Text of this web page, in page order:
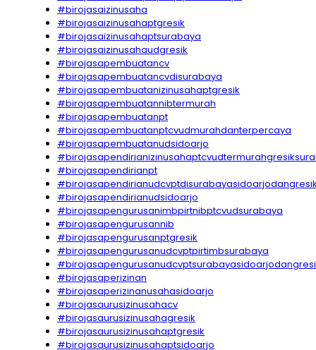
#birojasaizinusaha
#birojasaizinusahaptgresik
#birojasaizinusahaptsurabaya
#birojasaizinusahaudgresik
#birojasapembuatancv
#birojasapembuatancvdisurabaya
#birojasapembuatanizinusahaptgresik
#birojasapembuatannibtermurah
#birojasapembuatanpt
#birojasapembuatanptcvudmurahdanterpercaya
#birojasapembuatanudsidoarjo
#birojasapendirianpt
#birojasapendirianudsidoarjo
#birojasapengurusanimbpirtnibptcvudsurabaya
#birojasapengurusannib
#birojasapengurusanptgresik
#birojasapengurusanudcvptpirtimbsurabaya
#birojasaperizinan
#birojasaperizinanusahasidoarjo
#birojasaurusizinusahacv
#birojasaurusizinusahagresik
#birojasaurusizinusahaptgresik
#birojasaurusizinusahaptsidoarjo